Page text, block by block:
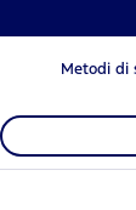
Metodi di